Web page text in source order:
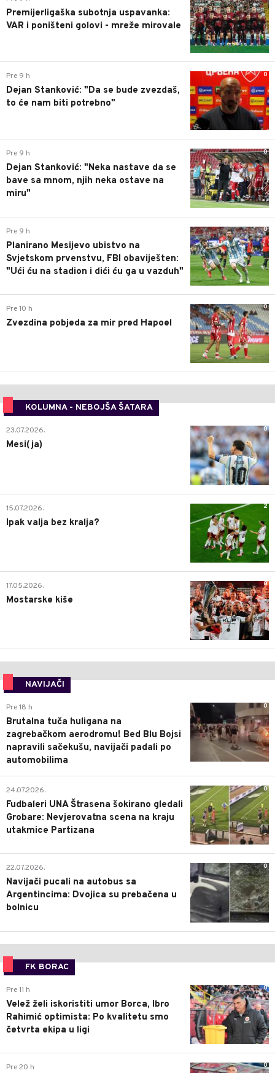
Premijerligaška subotnja uspavanka:
VAR i poništeni golovi - mreže mirovale
0
Pre 9 h
Dejan Stanković: "Da se bude zvezdaš,
to će nam biti potrebno"
0
Pre 9 h
Dejan Stanković: "Neka nastave da se
bave sa mnom, njih neka ostave na
miru"
0
Pre 9 h
Planirano Mesijevo ubistvo na
Svjetskom prvenstvu, FBI obaviješten:
"Ući ću na stadion i dići ću ga u vazduh"
0
Pre 10 h
Zvezdina pobjeda za mir pred Hapoel
KOLUMNA - NEBOJŠA ŠATARA
0
23.07.2026.
Mesi(ja)
2
15.07.2026.
Ipak valja bez kralja?
0
17.05.2026.
Mostarske kiše
NAVIJAČI
0
Pre 18 h
Brutalna tuča huligana na
zagrebačkom aerodromu! Bed Blu Bojsi
napravili sačekušu, navijači padali po
automobilima
0
24.07.2026.
Fudbaleri UNA Štrasena šokirano gledali
Grobare: Nevjerovatna scena na kraju
utakmice Partizana
0
22.07.2026.
Navijači pucali na autobus sa
Argentincima: Dvojica su prebačena u
bolnicu
FK BORAC
0
Pre 11 h
Velež želi iskoristiti umor Borca, Ibro
Rahimić optimista: Po kvalitetu smo
četvrta ekipa u ligi
0
Pre 20 h